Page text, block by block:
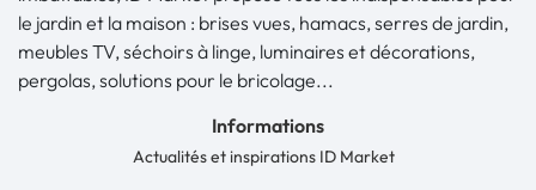
le jardin et la maison : brises vues, hamacs, serres de jardin,
meubles TV, séchoirs à linge, luminaires et décorations,
pergolas, solutions pour le bricolage...
Informations
Actualités et inspirations ID Market